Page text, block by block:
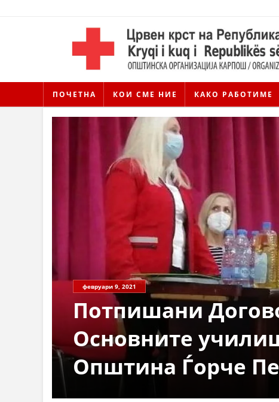
ПОЧЕТНА КОИ СМЕ НИЕ КАКО РАБОТИМЕ
февруари 9, 2021
Потпишани
Основните
Општина Ѓорче